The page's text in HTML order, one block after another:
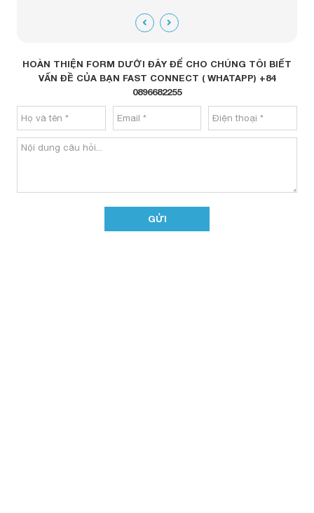
HOÀN THIỆN FORM DƯỚI ĐÂY ĐỂ CHO CHÚNG TÔI BIẾT
VẤN ĐỀ CỦA BẠN FAST CONNECT ( WHATAPP) +84
0896682255